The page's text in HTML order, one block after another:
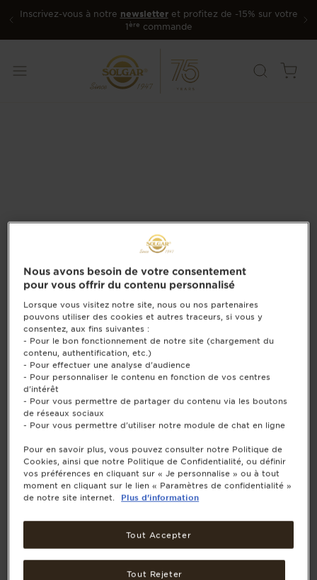
Inscrivez-vous à notre newsletteret profitez de -15% sur votre
1ère commande
Nous avons besoin de votre consentement
pour vous offrir du contenu personnalisé
Lorsque vous visitez notre site, nous ou nos partenaires
pouvons utiliser des cookies et autres traceurs, si vous y
consentez, aux fins suivantes :
- Pour le bon fonctionnement de notre site (chargement du
contenu, authentification, etc.)
- Pour effectuer une analyse d'audience
- Pour personnaliser le contenu en fonction de vos centres
d'intérêt
- Pour vous permettre de partager du contenu via les boutons
de réseaux sociaux
- Pour vous permettre d'utiliser notre module de chat en ligne
Pour en savoir plus, vous pouvez consulter notre Politique de
Cookies, ainsi que notre Politique de Confidentialité, ou définir
vos préférences en cliquant sur « Je personnalise » ou à tout
moment en cliquant sur le lien « Paramètres de confidentialité »
de notre site internet.
Plus d'information
Tout Rejeter
Tout Accepter